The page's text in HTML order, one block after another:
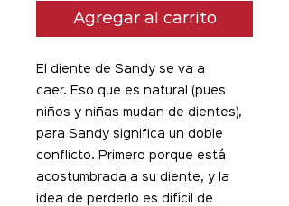
Agregar al carrito
El diente de Sandy se va a
caer. Eso que es natural (pues
niños y niñas mudan de dientes),
para Sandy significa un doble
conflicto. Primero porque está
acostumbrada a su diente, y la
idea de perderlo es difícil de